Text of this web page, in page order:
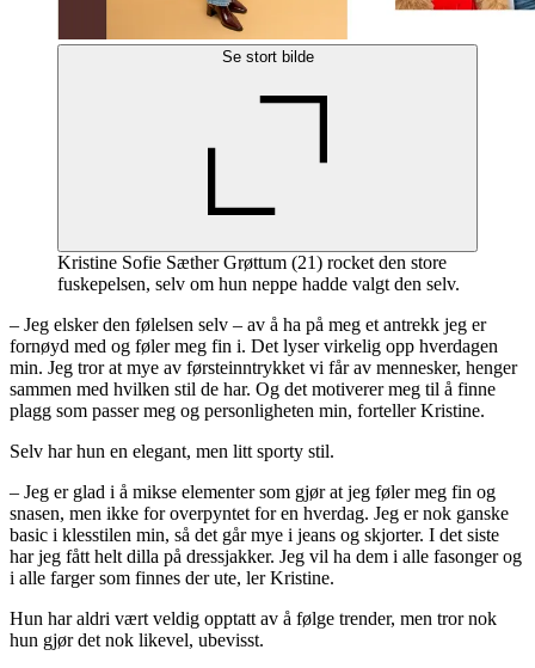
Se stort bilde
Kristine Sofie Sæther Grøttum (21) rocket den store
fuskepelsen, selv om hun neppe hadde valgt den selv.
– Jeg elsker den følelsen selv – av å ha på meg et antrekk jeg er
fornøyd med og føler meg fin i. Det lyser virkelig opp hverdagen
min. Jeg tror at mye av førsteinntrykket vi får av mennesker, henger
sammen med hvilken stil de har. Og det motiverer meg til å finne
plagg som passer meg og personligheten min, forteller Kristine.
Selv har hun en elegant, men litt sporty stil.
– Jeg er glad i å mikse elementer som gjør at jeg føler meg fin og
snasen, men ikke for overpyntet for en hverdag. Jeg er nok ganske
basic i klesstilen min, så det går mye i jeans og skjorter. I det siste
har jeg fått helt dilla på dressjakker. Jeg vil ha dem i alle fasonger og
i alle farger som finnes der ute, ler Kristine.
Hun har aldri vært veldig opptatt av å følge trender, men tror nok
hun gjør det nok likevel, ubevisst.